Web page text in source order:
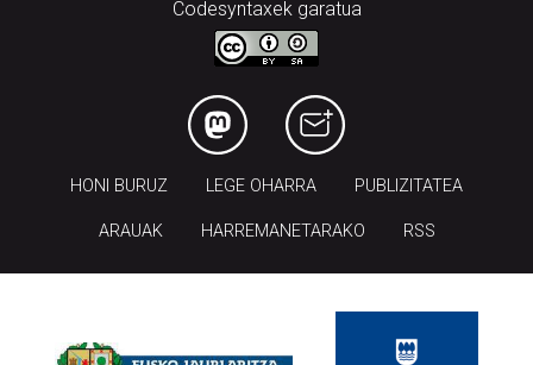
Codesyntaxek garatua
HONI BURUZ LEGE OHARRA PUBLIZITATEA
ARAUAK HARREMANETARAKO RSS